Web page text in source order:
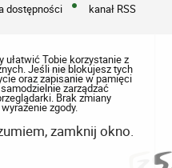
dostępności kanał RSS
ułatwić Tobie korzystanie z
Jeśli nie blokujesz tych
oraz zapisanie w pamięci
zarządzać
Brak zmiany
zgody.
zamknij okno.